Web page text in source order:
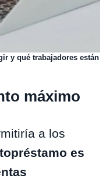
y qué trabajadores están
máximo
a los
es